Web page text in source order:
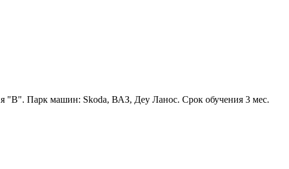
"В". Парк машин: Skoda, ВАЗ, Деу Ланос. Срок обучения 3 мес.